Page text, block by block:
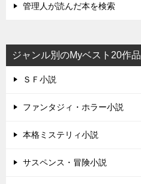
管理人が読んだ本を検索
ジャンル別のMyベスト20作品
ＳＦ小説
ファンタジィ・ホラー小説
本格ミステリィ小説
サスペンス・冒険小説